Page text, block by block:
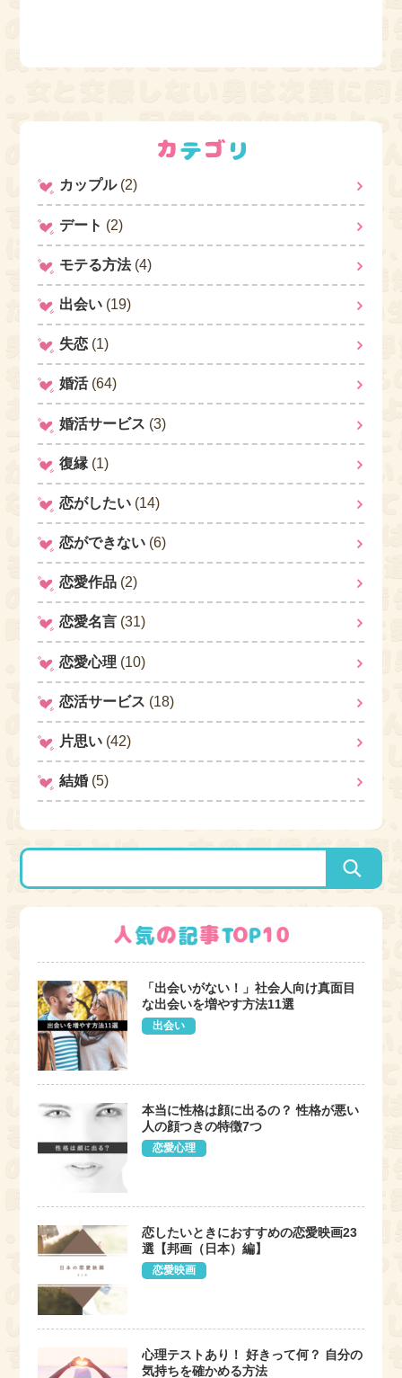
カップル(2)
デート (2)
モテる方法(4)
出会い (19)
失恋 (1)
婚活(64)
婚活サービス (3)
復縁 (1)
恋がしたい (14)
恋ができない (6)
恋愛作品 (2)
恋愛名言 (31)
恋愛心理 (10)
恋活サービス (18)
片思い (42)
結婚 (5)
「出会いがない！」社会人向け真面目
な出会いを増やす方法11選
出会い
本当に性格は顔に出るの？ 性格が悪い
人の顔つきの特徴7つ
恋愛心理
恋したいときにおすすめの恋愛映画23
選【邦画（日本）編】
恋愛映画
心理テストあり！ 好きって何？ 自分の
気持ちを確かめる方法